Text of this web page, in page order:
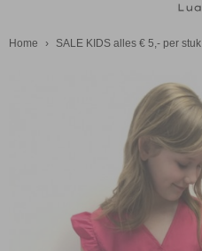
Home › SALE KIDS alles € 5,- per stuk